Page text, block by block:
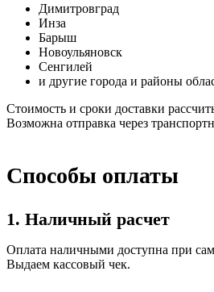
Димитровград
Инза
Барыш
Новоульяновск
Сенгилей
и другие города и районы
Стоимость и сроки доставки
Возможна отправка через
Способы оплаты
1. Наличный расчет
Оплата наличными доступна при
Выдаем кассовый чек.